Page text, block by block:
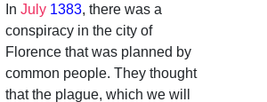
InJuly 1383, there was a
conspiracy in the city of
Florence that was planned by
common people. They thought
that the plague, which we will